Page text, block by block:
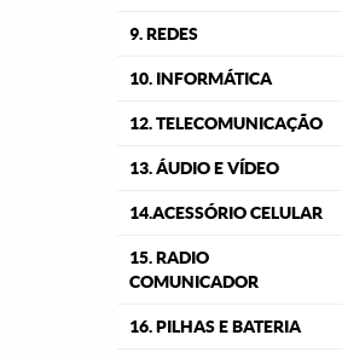
9. REDES
10. INFORMÁTICA
12. TELECOMUNICAÇÃO
13. ÁUDIO E VÍDEO
14.ACESSÓRIO CELULAR
15. RADIO
COMUNICADOR
16. PILHAS E BATERIA